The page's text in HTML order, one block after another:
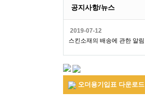
공지사항/뉴스
2019-07-12
스킨소재의 배송에 관한 알림
오더용기입표 다운로드